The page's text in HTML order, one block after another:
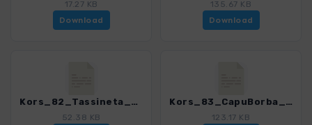
17.27 KB
Download
135.67 KB
Download
Kors_82_Tassineta_4280_18.gpx
52.38 KB
Kors_83_CapuBorba_4280_18.gpx
123.17 KB